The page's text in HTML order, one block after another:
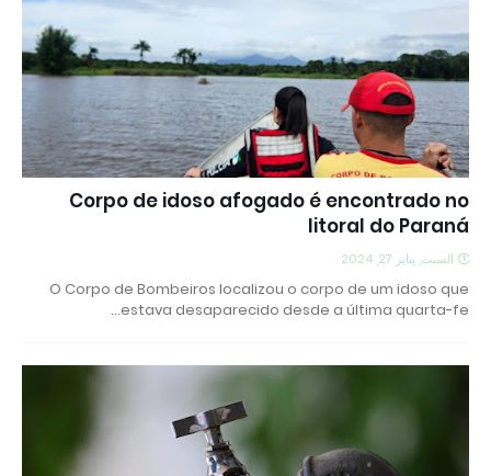
Corpo de idoso afogado é encontrado no
litoral do Paraná
السبت, يناير 27, 2024
O Corpo de Bombeiros localizou o corpo de um idoso que
estava desaparecido desde a última quarta-fe…